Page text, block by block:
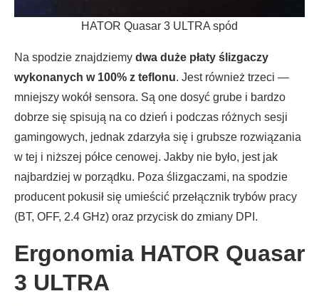
HATOR Quasar 3 ULTRA spód
Na spodzie znajdziemy dwa duże płaty ślizgaczy
wykonanych w 100% z teflonu. Jest również trzeci —
mniejszy wokół sensora. Są one dosyć grube i bardzo
dobrze się spisują na co dzień i podczas różnych sesji
gamingowych, jednak zdarzyła się i grubsze rozwiązania
w tej i niższej półce cenowej. Jakby nie było, jest jak
najbardziej w porządku. Poza ślizgaczami, na spodzie
producent pokusił się umieścić przełącznik trybów pracy
(BT, OFF, 2.4 GHz) oraz przycisk do zmiany DPI.
Ergonomia HATOR Quasar
3 ULTRA